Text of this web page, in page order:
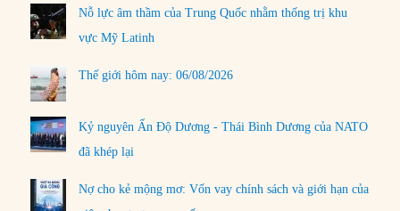
Nỗ lực âm thầm của Trung Quốc nhằm thống trị khu
vực Mỹ Latinh
Thế giới hôm nay: 06/08/2026
Kỷ nguyên Ấn Độ Dương - Thái Bình Dương của NATO
đã khép lại
Nợ cho kẻ mộng mơ: Vốn vay chính sách và giới hạn của